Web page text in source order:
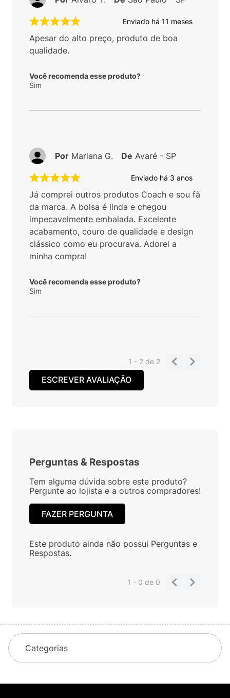
Enviado há 11 meses
Apesar do alto preço, produto de boa
qualidade.
Você recomenda esse produto?
Sim
Enviado há 3 anos
Já comprei outros produtos Coach e sou fã
da marca. A bolsa é linda e chegou
impecavelmente embalada. Excelente
acabamento, couro de qualidade e design
clássico como eu procurava. Adorei a
minha compra!
Você recomenda esse produto?
Sim
Por Mariana G. De Avaré - SP
1 - 2de 2
ESCREVER AVALIAÇÃO
Perguntas & Respostas
Tem alguma dúvida sobre este produto?
Pergunte ao lojista e a outros compradores!
FAZER PERGUNTA
Este produto ainda não possui Perguntas e
Respostas.
1 - 0de 0
Categorias